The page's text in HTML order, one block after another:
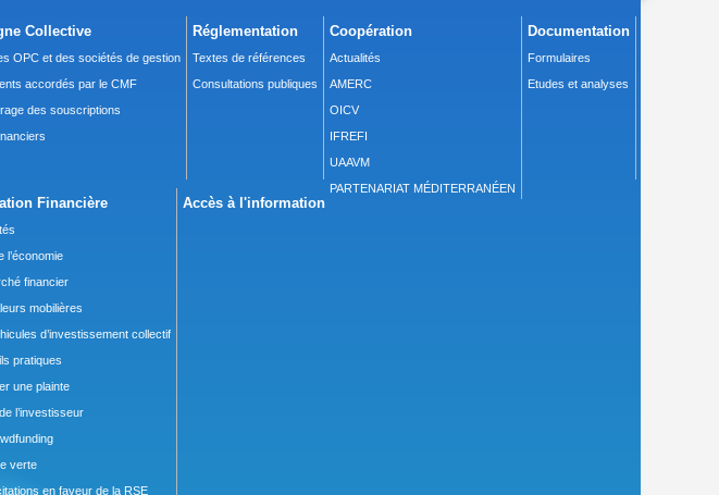
Collective
OPC et des sociétés de gestion
accordés par le CMF
des souscriptions
Réglementation
Textes de références
Consultations publiques
Coopération
Actualités
AMERC
OICV
IFREFI
UAAVM
PARTENARIAT MÉDITERRANÉEN
Documentation
Formulaires
Etudes et analyses
Financière
l’économie
financier
mobilières
d’investissement collectif
pratiques
une plainte
l’investisseur
verte
en faveur de la RSE
Accès à l'information